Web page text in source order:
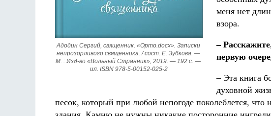
Адодин Сергий, священник. «Орто.docx». Записки
непрозорливого священника. / сост. Е. Зубкова. —
М. : Изд-во «Вольный Странник», 2019. — 192 с. —
ил. ISBN 978-5-00152-025-2
меня нет
взора.
–
первую
– Эта книга
духовной
песок, который при любой непогоде поколеблется,